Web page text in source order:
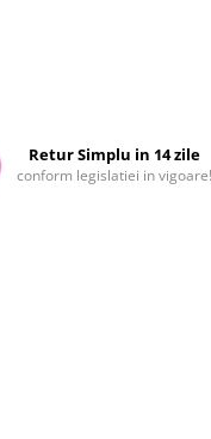
Retur Simplu in 14 zile
conform legislatiei in vigoare!